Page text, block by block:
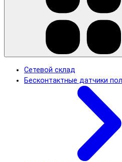
Сетевой склад
Бесконтактные датчики